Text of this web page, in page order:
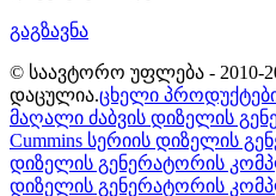
გაგზავნა
© საავტორო უფლება - 2010-
დაცულია.ცხელი
მაღალი ძაბვის დიზელის
Cummins სერიის დიზელის
დიზელის გენერატორის
დიზელის გენერატორის